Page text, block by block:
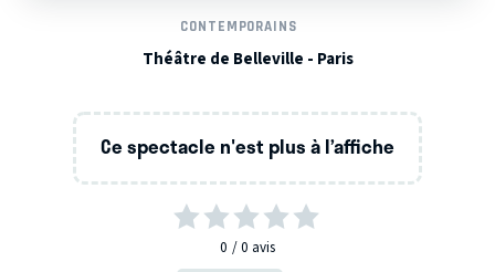
CONTEMPORAINS
Théâtre de Belleville - Paris
Ce spectacle n'est plus à l’affiche
0 0 avis